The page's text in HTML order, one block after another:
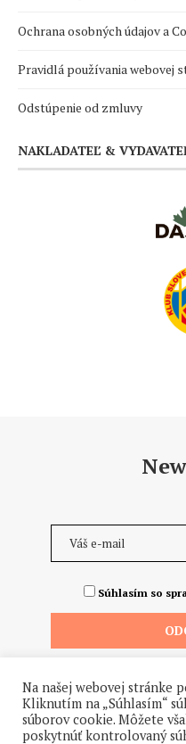
Ochrana osobných údajov a
Pravidlá používania webovej
Odstúpenie od zmluvy
NAKLADATEĽ &
Súhlasím so
Na našej webovej stránke
Kliknutím na „Súhlasím“
súborov cookie. Môžete
poskytnúť kontrolovaný